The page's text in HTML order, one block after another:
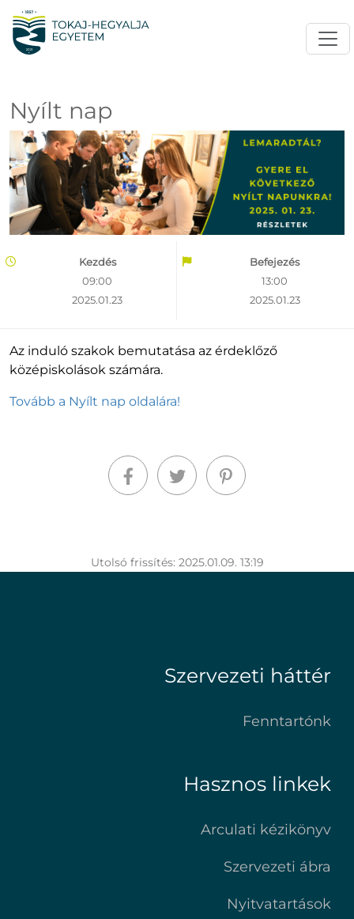
Nyílt nap
Az induló szakok bemutatása az érdeklőző
középiskolások számára.
Tovább a Nyílt nap oldalára!
Kezdés
09:00
2025.01.23
Befejezés
13:00
2025.01.23
Utolsó frissítés: 2025.01.09. 13:19
Szervezeti háttér
Fenntartónk
Hasznos linkek
Arculati kézikönyv
Szervezeti ábra
Nyitvatartások